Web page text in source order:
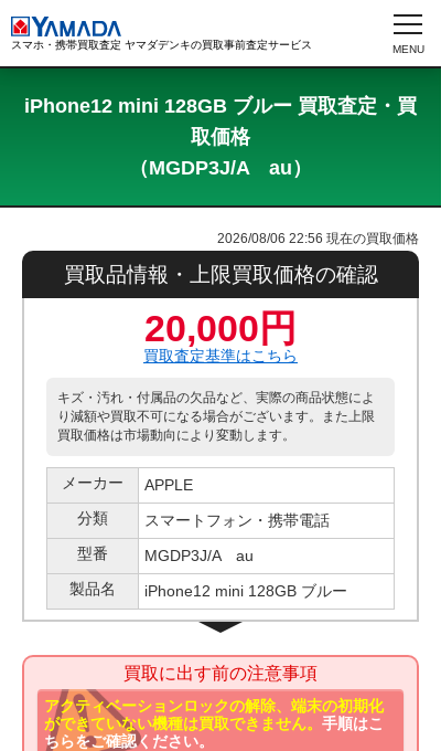
スマホ・携帯買取査定 ヤマダデンキの買取事前査定サービス
iPhone12 mini 128GB ブルー 買取査定・買
取価格
（MGDP3J/A au）
2026/08/06 22:56 現在の買取価格
買取品情報・上限買取価格の確認
20,000円
買取査定基準はこちら
キズ・汚れ・付属品の欠品など、実際の商品状態によ
り減額や買取不可になる場合がございます。また上限
買取価格は市場動向により変動します。
メーカー
APPLE
分類
スマートフォン・携帯電話
型番
MGDP3J/A au
製品名
iPhone12 mini 128GB ブルー
買取に出す前の注意事項
アクティベーションロックの解除、端末の初期化
ができていない機種は買取できません。手順はこ
ちらをご確認ください。